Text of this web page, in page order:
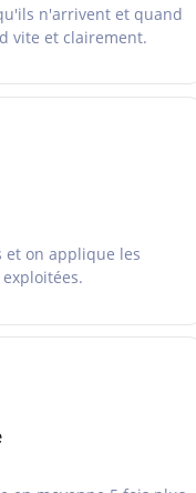
n'arrivent et quand
vite et clairement.
et on applique les